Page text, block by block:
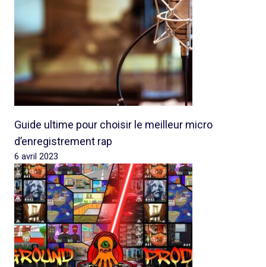
Guide ultime pour choisir le meilleur micro
d’enregistrement rap
6 avril 2023